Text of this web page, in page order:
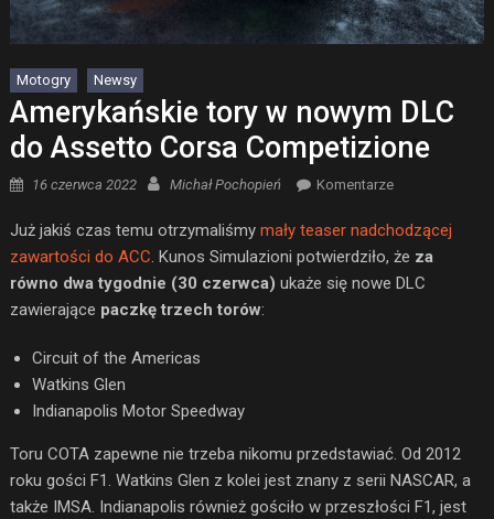
Motogry Newsy
Amerykańskie tory w nowym DLC
do Assetto Corsa Competizione
Posted on
16 czerwca 2022 Author
Michał Pochopień Komentarze
Już jakiś czas temu otrzymaliśmy mały teaser nadchodzącej
zawartości do ACC . Kunos Simulazioni potwierdziło, że za
równo dwa tygodnie (30 czerwca) ukaże się nowe DLC
zawierające paczkę trzech torów:
Circuit of the Americas
Watkins Glen
Indianapolis Motor Speedway
Toru COTA zapewne nie trzeba nikomu przedstawiać. Od 2012
roku gości F1. Watkins Glen z kolei jest znany z serii NASCAR, a
także IMSA. Indianapolis również gościło w przeszłości F1, jest